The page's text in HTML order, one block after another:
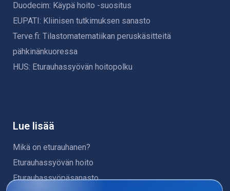
Duodecim: Käypä hoito -suositus
EUPATI: Kliinisen tutkimuksen sanasto
Terve.fi: Tilastomatematiikan peruskäsitteitä
pähkinänkuoressa
HUS: Eturauhassyövän hoitopolku
Lue lisää
Mikä on eturauhanen?
Eturauhassyövän hoito
Eturauhassyöpäsanasto